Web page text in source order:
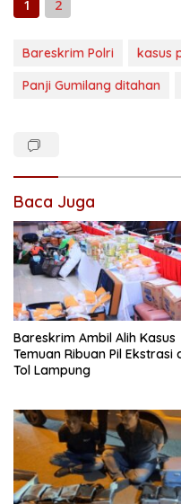
1 2
Bareskrim Polri
kasus
Panji Gumilang ditahan
Baca Juga
Bareskrim Ambil Alih Kasus
Temuan Ribuan Pil Ekstrasi
Tol Lampung